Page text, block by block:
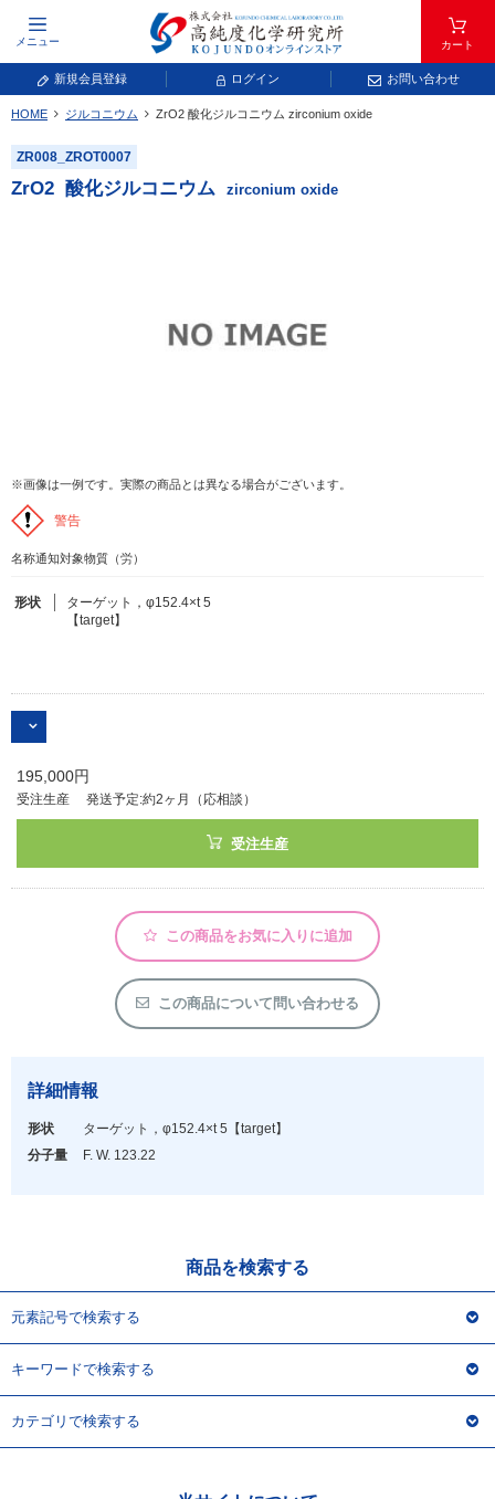
メニュー カート
新規会員登録 ログイン お問い合わせ
元素記号で検索する
元素周期表をタップすると、拡大表示されます。拡大した表から元素記号をタップ
し、一覧へ移動してください。
キーワードで検索する
フリーワードで検索
化学式で検索
CAS番号で検索
カテゴリで検索する
商品分類
HOME ジルコニウム ZrO2 酸化ジルコニウム zirconium oxide
ZR008_ZROT0007
ZrO2 酸化ジルコニウム zirconium oxide
※画像は一例です。実際の商品とは異なる場合がございます。
警告
名称通知対象物質（労）
形状
ターゲット，φ152.4×t 5
【target】
195,000円
受注生産 発送予定:約2ヶ月（応相談）
受注生産
この商品をお気に入りに追加
この商品について問い合わせる
詳細情報
形状 ターゲット，φ152.4×t 5 【target】
分子量
F. W. 123.22
商品を検索する
元素記号で検索する
キーワードで検索する
カテゴリで検索する